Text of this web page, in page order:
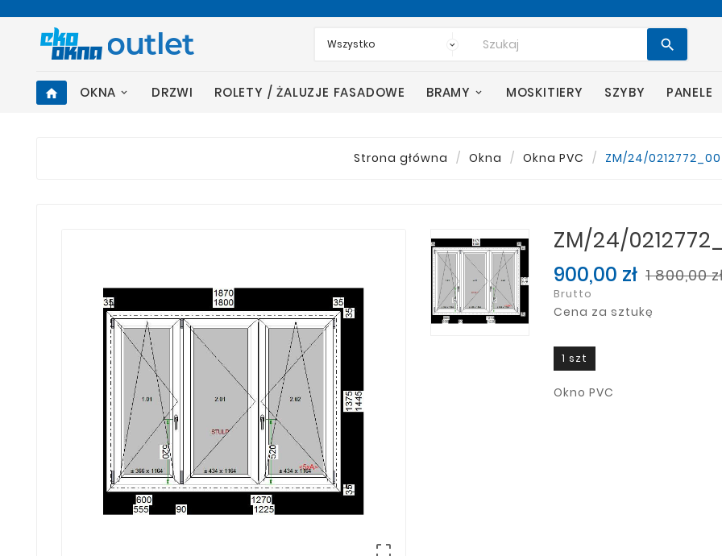

home OKNA DRZWI ROLETY / ŻALUZJE FASADOWE BRAMY MOSKITIERY SZYBY PANELE
Strona główna Okna Okna PVC ZM/24/

ZM/24/
900,00 zł 1 800,00
Brutto
Cena za sztukę
1 szt
Okno PVC